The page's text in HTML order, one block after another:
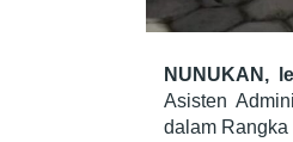
NUNUKAN,
Asisten
dalam